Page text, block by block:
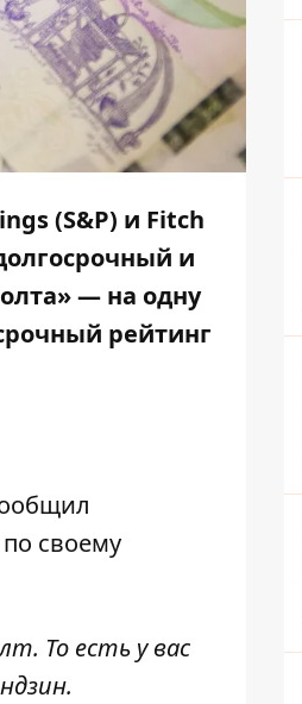
(S&P) и Fitch
и
— на одну
рейтинг
своему
То есть у вас